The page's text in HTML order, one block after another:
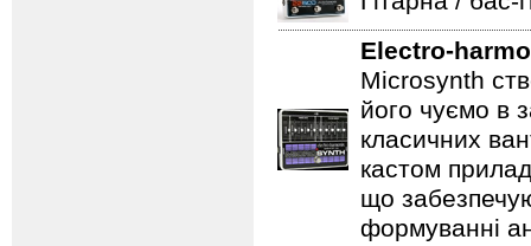
Electro-
Microsynth
його чуємо в
класичних
кастом
що
формуванні